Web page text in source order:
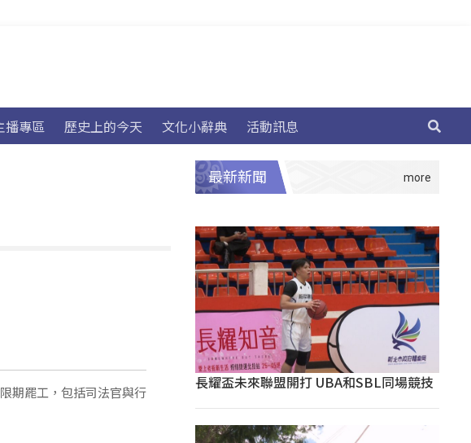
播專區 歷史上的今天 文化小辭典 活動訊息
期罷工，包括司法官與行
最新新聞
長耀盃未來聯盟開打 UBA和SBL同場競技